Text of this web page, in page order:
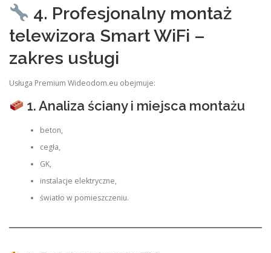
4. Profesjonalny montaż
telewizora Smart WiFi –
zakres usługi
Usługa Premium Wideodom.eu obejmuje:
1. Analiza ściany i miejsca montażu
beton,
cegła,
GK,
instalacje elektryczne,
światło w pomieszczeniu.